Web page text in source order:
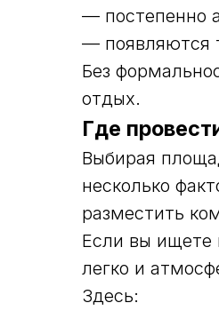
— постепенно
— появляются
Без
отдых.
Где
Выбирая
несколько
разместить
Если вы ищете
легко и
Здесь: